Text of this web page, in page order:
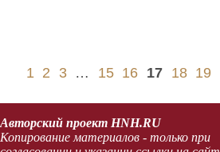
1 2 3 … 15 16 17 18 19
Авторский проект HNH.RU
Копирование материалов - только при